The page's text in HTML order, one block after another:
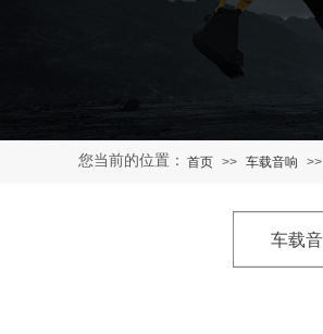
您当前的位置： 首页 >> 车载音响 >>
车载